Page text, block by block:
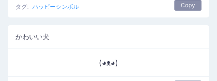
タグ: ハッピーシンボル Copy
かわいい犬
(◕ᴥ◕)